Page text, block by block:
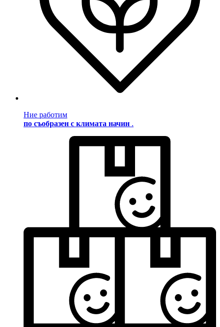
Ние работим
по съобразен с климата начин .